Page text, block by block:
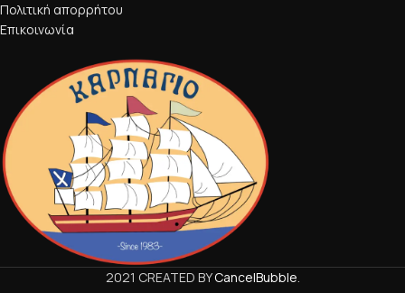
Πολιτική απορρήτου
Επικοινωνία
2021 CREATED BYCancelBubble.